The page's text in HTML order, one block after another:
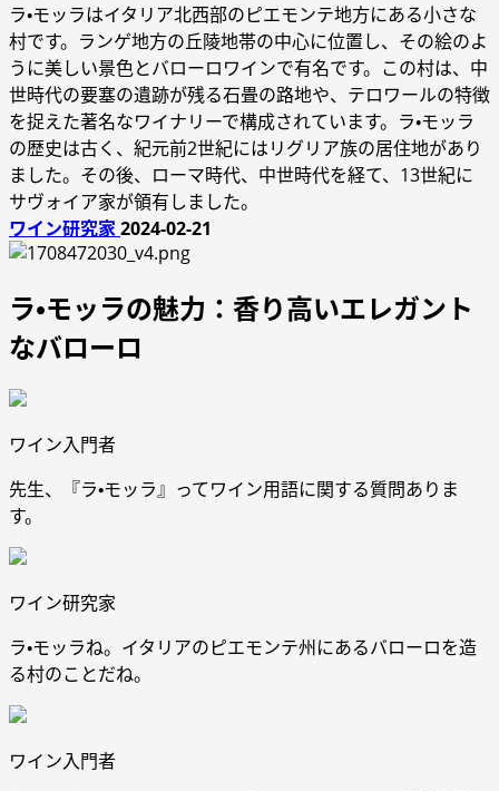
ラ・モッラはイタリア北西部のピエモンテ地方にある小さな
村です。ランゲ地方の丘陵地帯の中心に位置し、その絵のよ
うに美しい景色とバローロワインで有名です。この村は、中
世時代の要塞の遺跡が残る石畳の路地や、テロワールの特徴
を捉えた著名なワイナリーで構成されています。ラ・モッラ
の歴史は古く、紀元前2世紀にはリグリア族の居住地があり
ました。その後、ローマ時代、中世時代を経て、13世紀に
サヴォイア家が領有しました。
ワイン研究家2024-02-21
ラ・モッラの魅力：香り高いエレガント
なバローロ
ワイン入門者
先生、『ラ・モッラ』ってワイン用語に関する質問ありま
す。
ワイン研究家
ラ・モッラね。イタリアのピエモンテ州にあるバローロを造
る村のことだね。
ワイン入門者